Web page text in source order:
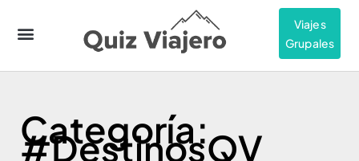
Viajes
Grupales
Categoría:
#DestinosQV